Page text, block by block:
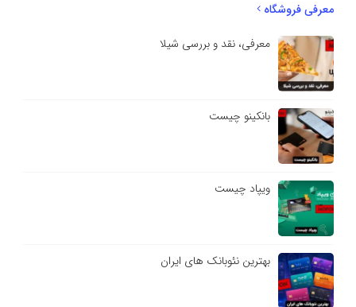
معرفی فروشگاه
معرفی، نقد و بررسی شیلا
بانکینو چیست
ویپاد چیست
بهترین نئوبانک های ایران